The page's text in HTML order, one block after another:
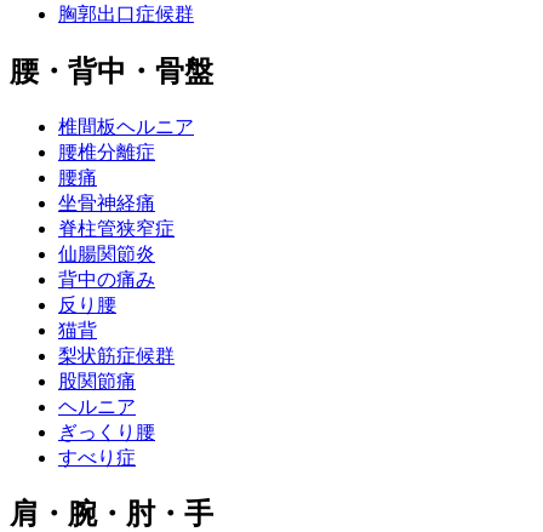
胸郭出口症候群
腰・背中・骨盤
椎間板ヘルニア
腰椎分離症
腰痛
坐骨神経痛
脊柱管狭窄症
仙腸関節炎
背中の痛み
反り腰
猫背
梨状筋症候群
股関節痛
ヘルニア
ぎっくり腰
すべり症
肩・腕・肘・手